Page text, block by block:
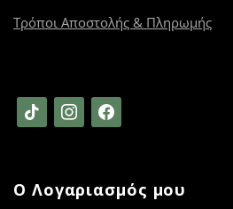
Τρόποι Αποστολής & Πληρωμής
tiktok instagramfacebook
Ο Λογαριασμός μου